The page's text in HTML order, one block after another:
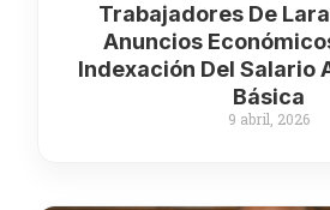
Trabajadores De
Anuncios
Indexación Del Salario
Básica
9 abril, 2026